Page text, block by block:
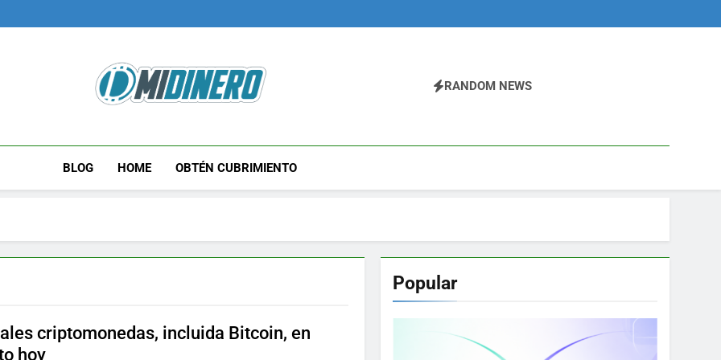
Midinero.co
RANDOM NEWS
BLOG HOME OBTÉN CUBRIMIENTO
criptomonedas, incluida Bitcoin, en
hoy
Popular